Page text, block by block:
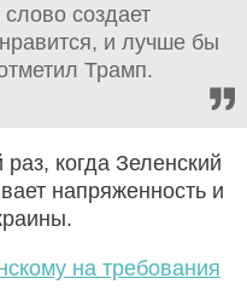
создает
и лучше бы
Трамп.
когда Зеленский
напряженность и
на требования